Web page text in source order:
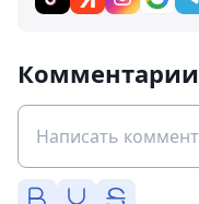
Комментарии